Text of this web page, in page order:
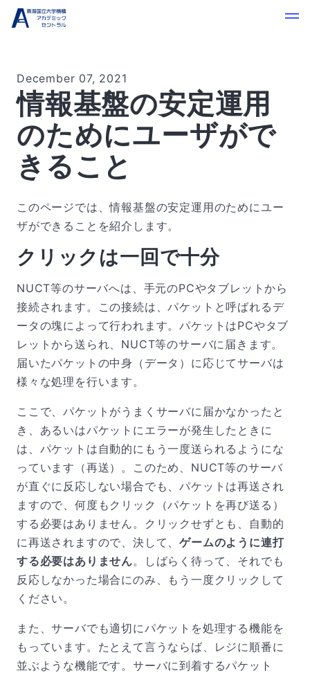
December 07, 2021
情報基盤の安定運用
のためにユーザがで
きること
このページでは、情報基盤の安定運用のためにユー
ザができることを紹介します。
クリックは一回で十分
NUCT等のサーバへは、手元のPCやタブレットから
接続されます。この接続は、パケットと呼ばれるデ
ータの塊によって行われます。パケットはPCやタブ
レットから送られ、NUCT等のサーバに届きます。
届いたパケットの中身（データ）に応じてサーバは
様々な処理を行います。
ここで、パケットがうまくサーバに届かなかったと
き、あるいはパケットにエラーが発生したときに
は、パケットは自動的にもう一度送られるようにな
っています（再送）。このため、NUCT等のサーバ
が直ぐに反応しない場合でも、パケットは再送され
ますので、何度もクリック（パケットを再び送る）
する必要はありません。クリックせずとも、自動的
に再送されますので、決して、ゲームのように連打
する必要はありません。しばらく待って、それでも
反応しなかった場合にのみ、もう一度クリックして
ください。
また、サーバでも適切にパケットを処理する機能を
もっています。たとえて言うならば、レジに順番に
並ぶような機能です。サーバに到着するパケット